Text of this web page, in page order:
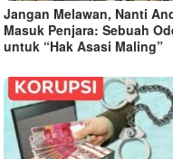
Jangan Melawan, Nanti
Masuk Penjara: Sebuah
untuk “Hak Asasi Maling”